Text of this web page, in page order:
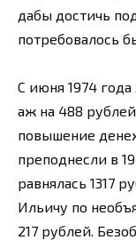
дабы достичь
потребовалось
С июня 1974
аж на 488
повышение
преподнесли в
равнялась 1317
Ильичу по
217 рублей.